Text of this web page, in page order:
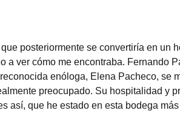
posteriormente se convertiría en un
a ver cómo me encontraba. Fernando
enóloga, Elena Pacheco, se
preocupado. Su hospitalidad y
así, que he estado en esta bodega